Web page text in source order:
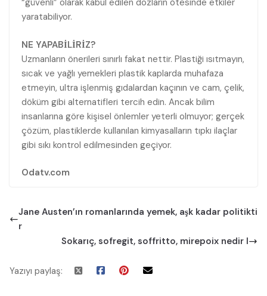
“güvenli” olarak kabul edilen dozların ötesinde etkiler
yaratabiliyor.
NE YAPABİLİRİZ?
Uzmanların önerileri sınırlı fakat nettir. Plastiği ısıtmayın,
sıcak ve yağlı yemekleri plastik kaplarda muhafaza
etmeyin, ultra işlenmiş gıdalardan kaçının ve cam, çelik,
döküm gibi alternatifleri tercih edin. Ancak bilim
insanlarına göre kişisel önlemler yeterli olmuyor; gerçek
çözüm, plastiklerde kullanılan kimyasalların tıpkı ilaçlar
gibi sıkı kontrol edilmesinden geçiyor.
Odatv.com
Jane Austen’ın romanlarında yemek, aşk kadar politikti
r
Sokarıç, sofregit, soffritto, mirepoix nedir I
Yazıyı paylaş: